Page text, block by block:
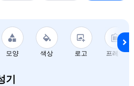
모양 색상 로고 프레임
기